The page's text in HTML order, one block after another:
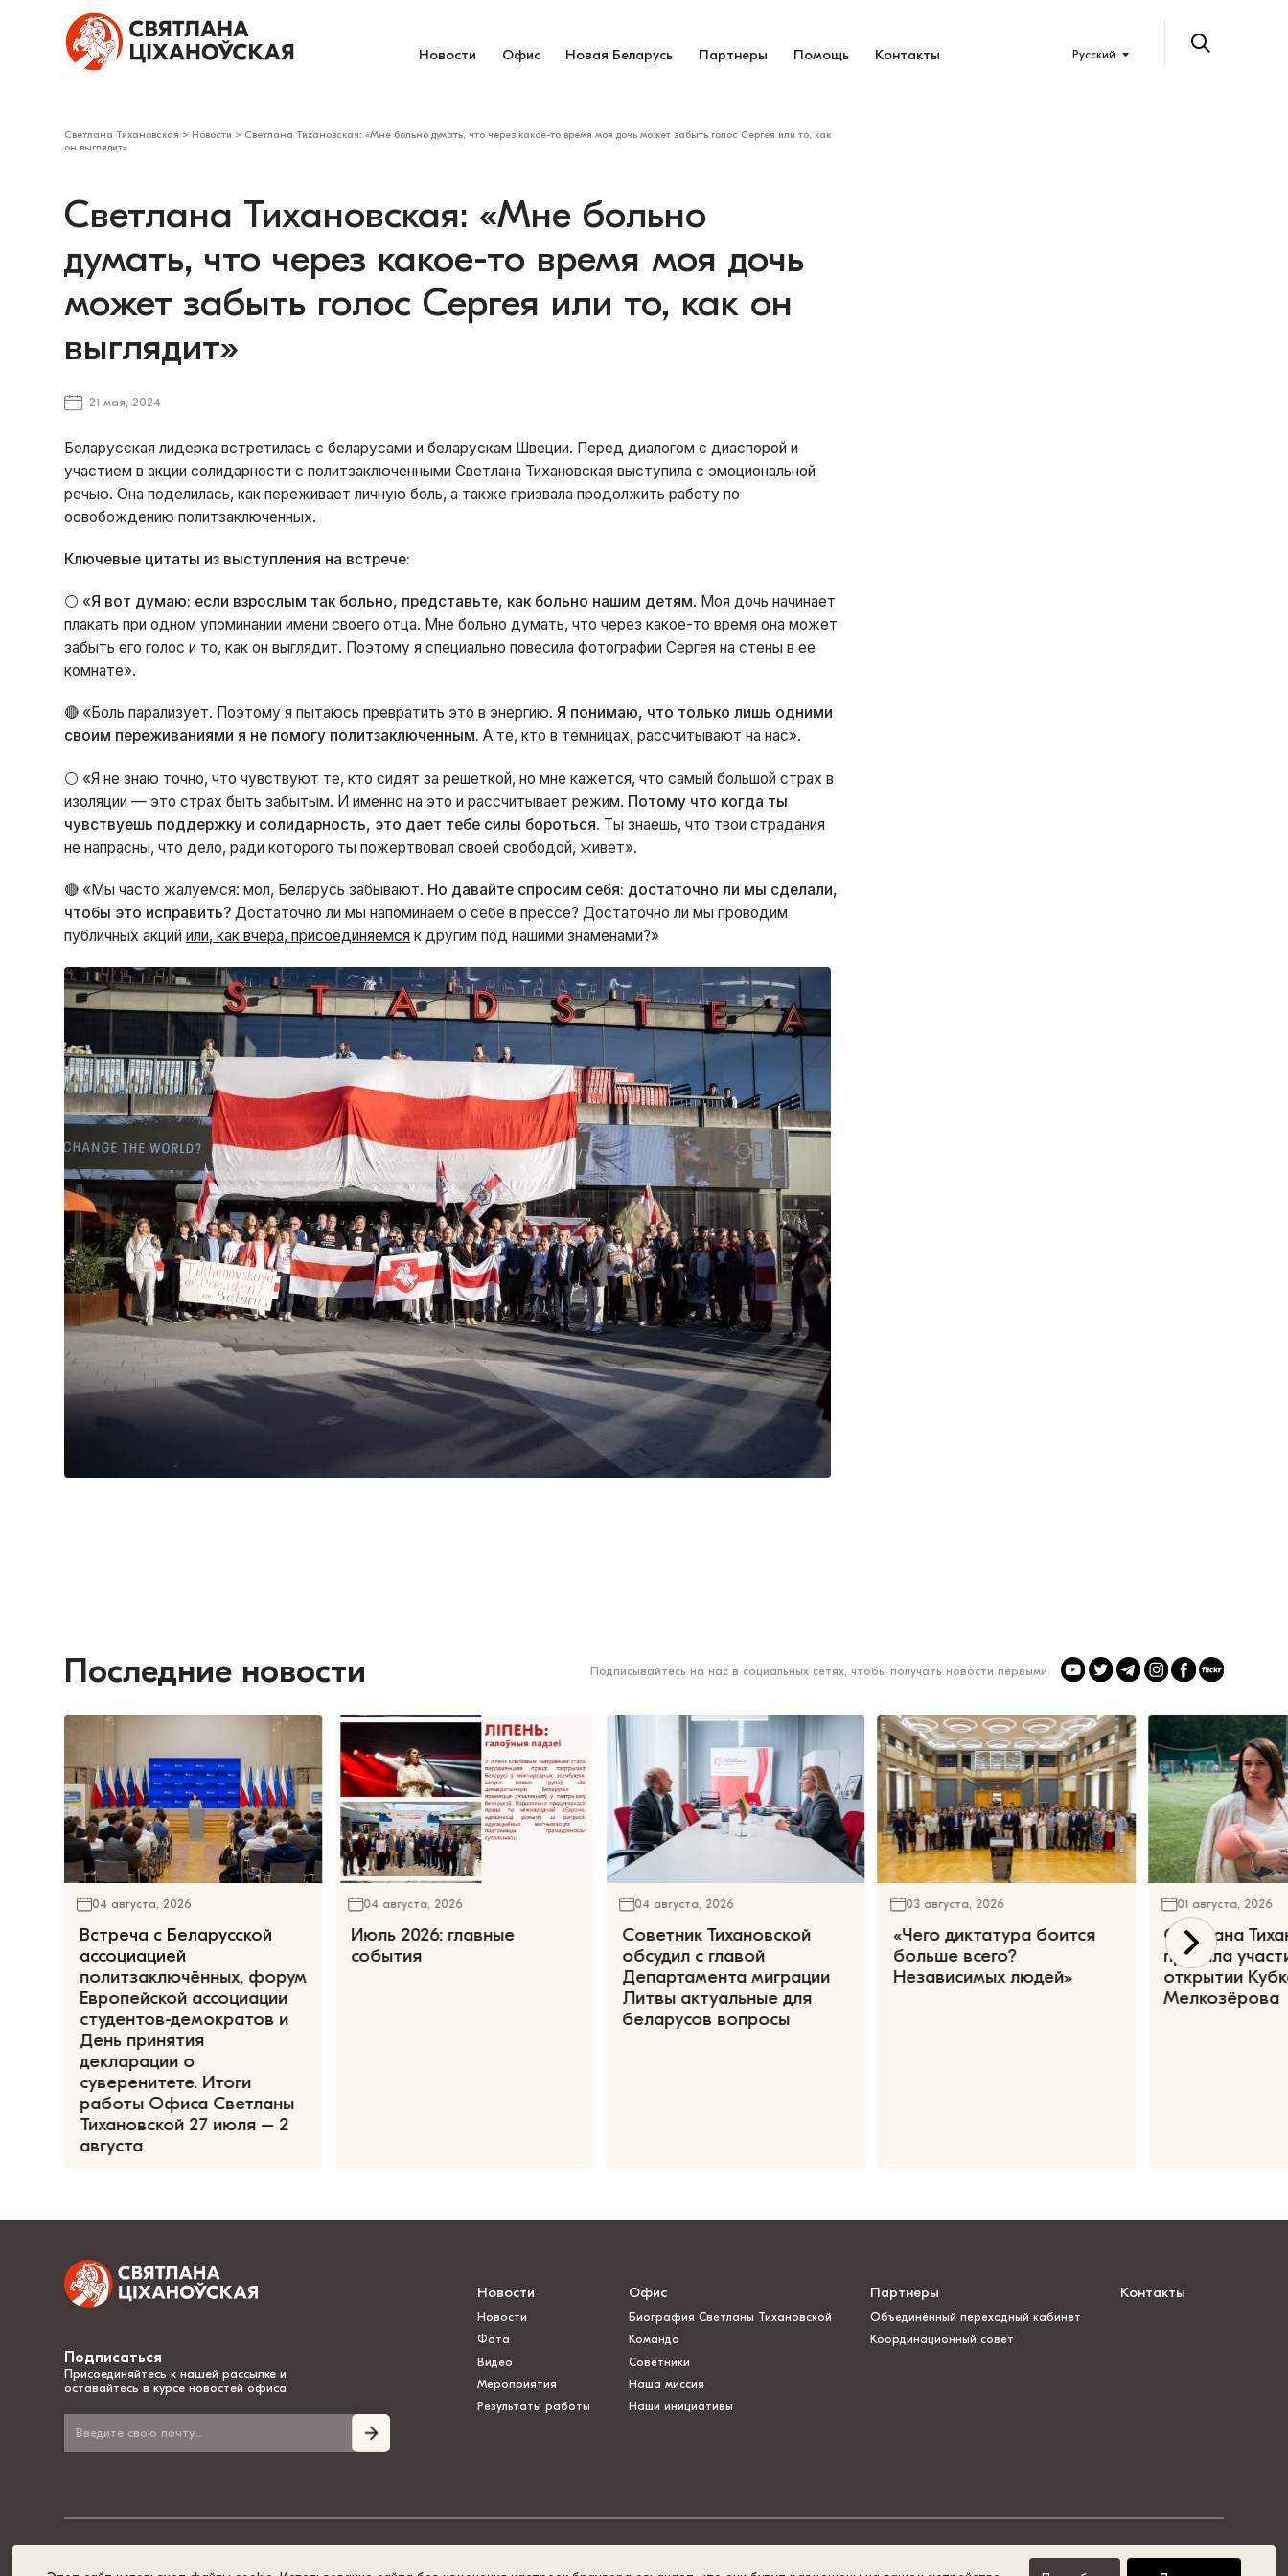
Новости Офис Новая Беларусь Партнеры Помощь Контакты Русский
Светлана Тихановская > Новости > Светлана Тихановская: «Мне больно думать, что через какое-то время моя дочь может забыть голос Сергея или то, как
он выглядит»
Светлана Тихановская: «Мне больно
думать, что через какое-то время моя дочь
может забыть голос Сергея или то, как он
выглядит»
21 мая, 2024
Беларусская лидерка встретилась с беларусами и беларускам Швеции. Перед диалогом с диаспорой и
участием в акции солидарности с политзаключенными Светлана Тихановская выступила с эмоциональной
речью. Она поделилась, как переживает личную боль, а также призвала продолжить работу по
освобождению политзаключенных.
Ключевые цитаты из выступления на встрече:
⚪ «Я вот думаю: если взрослым так больно, представьте, как больно нашим детям. Моя дочь начинает
плакать при одном упоминании имени своего отца. Мне больно думать, что через какое-то время она может
забыть его голос и то, как он выглядит. Поэтому я специально повесила фотографии Сергея на стены в ее
комнате».
🔴 «Боль парализует. Поэтому я пытаюсь превратить это в энергию.Я понимаю, что только лишь одними
своим переживаниями я не помогу политзаключенным. А те, кто в темницах, рассчитывают на нас».
⚪ «Я не знаю точно, что чувствуют те, кто сидят за решеткой, но мне кажется, что самый большой страх в
изоляции — это страх быть забытым. И именно на это и рассчитывает режим. Потому что когда ты
чувствуешь поддержку и солидарность, это дает тебе силы бороться. Ты знаешь, что твои страдания
не напрасны, что дело, ради которого ты пожертвовал своей свободой, живет».
🔴 «Мы часто жалуемся: мол, Беларусь забывают. Но давайте спросим себя: достаточно ли мы сделали,
чтобы это исправить? Достаточно ли мы напоминаем о себе в прессе? Достаточно ли мы проводим
публичных акцийили, как вчера, присоединяемся к другим под нашими знаменами?»
Последние новости Подписывайтесь на нас в социальных сетях, чтобы получать новости первыми
04 августа, 2026
Встреча с Беларусской
ассоциацией
политзаключённых, форум
Европейской ассоциации
студентов-демократов и
День принятия
декларации о
суверенитете. Итоги
работы Офиса Светланы
Тихановской 27 июля – 2
августа
04 августа, 2026
Июль 2026: главные
события
04 августа, 2026
Советник Тихановской
обсудил с главой
Департамента миграции
Литвы актуальные для
беларусов вопросы
03 августа, 2026
«Чего диктатура боится
больше всего?
Независимых людей»
01 августа, 2026
Светлана
приняла
открытии
Мелкозёрова
Подписаться
Присоединяйтесь к нашей рассылке и
оставайтесь в курсе новостей офиса
Новости
Новости
Фота
Видео
Мероприятия
Результаты работы
Офис
Биография Светланы Тихановской
Команда
Советники
Наша миссия
Наши инициативы
Партнеры
Объединённый переходный кабинет
Координационный совет
Контакты